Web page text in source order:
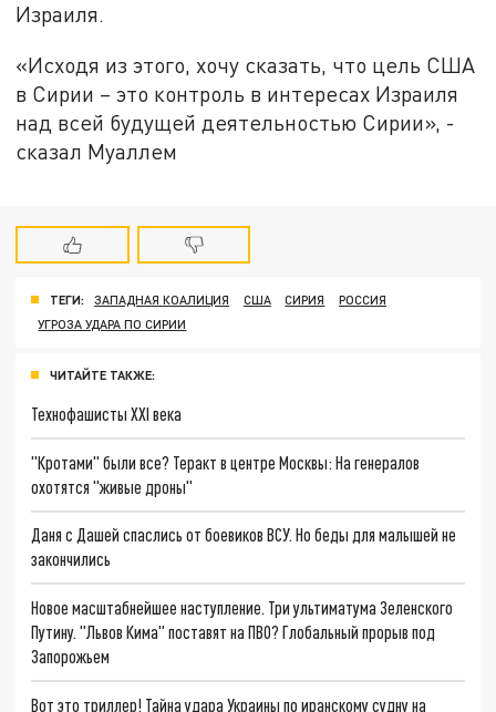
Израиля.
«Исходя из этого, хочу сказать, что цель США
в Сирии – это контроль в интересах Израиля
над всей будущей деятельностью Сирии», -
сказал Муаллем
ТЕГИ: ЗАПАДНАЯ КОАЛИЦИЯ США СИРИЯ
РОССИЯ
УГРОЗА УДАРА ПО СИРИИ
ЧИТАЙТЕ ТАКЖЕ:
Технофашисты XXI века
"Кротами" были все? Теракт в центре Москвы: На генералов
охотятся "живые дроны"
Даня с Дашей спаслись от боевиков ВСУ. Но беды для малышей не
закончились
Новое масштабнейшее наступление. Три ультиматума Зеленского
Путину. "Львов Кима" поставят на ПВО? Глобальный прорыв под
Запорожьем
Вот это триллер! Тайна удара Украины по иранскому судну на